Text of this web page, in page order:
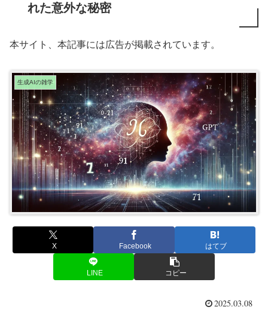
れた意外な秘密
本サイト、本記事には広告が掲載されています。
生成AIの雑学
X Facebook はてブ
LINE コピー
2025.03.08